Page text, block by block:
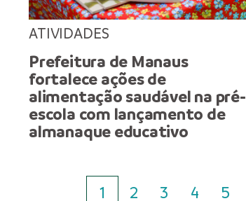
ATIVIDADES
Prefeitura de Manaus
fortalece ações de
alimentação saudável na pré-
escola com lançamento de
almanaque educativo
1 2 3 4 5